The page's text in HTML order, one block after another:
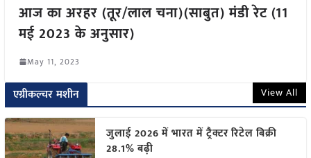
आज का अरहर (तूर/लाल चना)(साबुत) मंडी रेट (11
मई 2023 के अनुसार)
May 11, 2023
एग्रीकल्चर मशीन View All
जुलाई 2026 में भारत में ट्रैक्टर रिटेल बिक्री
28.1% बढ़ी